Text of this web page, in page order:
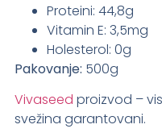
Proteini: 44,8g
Vitamin E: 3,5mg
Holesterol: 0g
Pakovanje: 500g
Vivaseed proizvod –
svežina garantovani.